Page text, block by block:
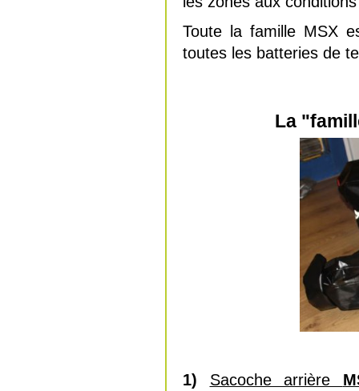
Toute la famille MSX
toutes les batteries de
La
1) Sacoche arrière